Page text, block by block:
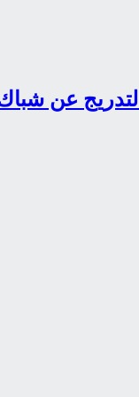
عن